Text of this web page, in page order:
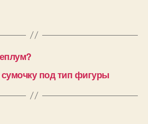
под тип фигуры